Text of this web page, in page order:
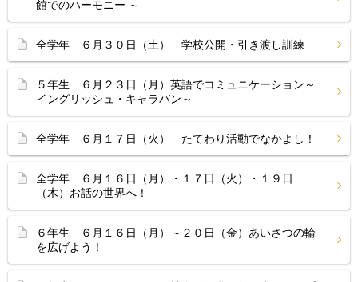
館でのハーモニー ～
全学年 ６月３０日（土） 学校公開・引き渡し訓練
５年生 ６月２３日（月）英語でコミュニケーション～
イングリッシュ・キャラバン～
全学年 ６月１７日（火） たてわり活動でなかよし！
全学年 ６月１６日（月）・１７日（火）・１９日
（木）お話の世界へ！
６年生 ６月１６日（月）～２０日（金）あいさつの輪
を広げよう！